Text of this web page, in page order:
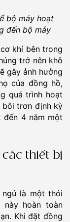
bộ máy hoạt
đến bộ máy
khí bên trong
trở nên khô
gây ảnh hưởng
của đồng hồ,
quá trình hoạt
bôi trơn định kỳ
đến 4 năm một
thiết bị
là một thói
này hoàn toàn
Khi đặt đồng